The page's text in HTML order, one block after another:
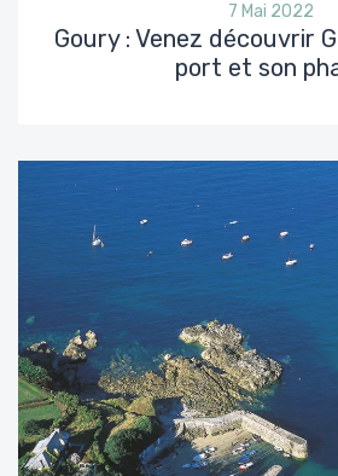
7 Mai 2022
Goury : Venez découvrir
port et son